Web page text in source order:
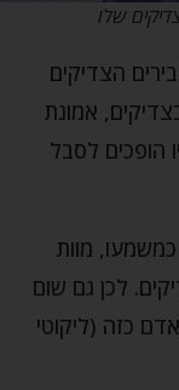
שלו
הצדיקים
אמונת
לסבל
מוות
לכן גם שום
כזה (ליקוטי